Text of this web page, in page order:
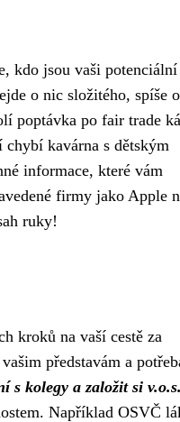
kdo jsou vaši potenciální
o nic složitého, spíše o
poptávka po fair trade
kavárna s dětským
informace, které vám
firmy jako Apple
ruky!
kroků na vaší cestě za
představám a
s kolegy a založit si
Například OSVČ